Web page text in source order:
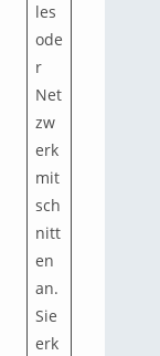
les
ode
r
Net
zw
erk
mit
sch
nitt
en
an.
Sie
erk